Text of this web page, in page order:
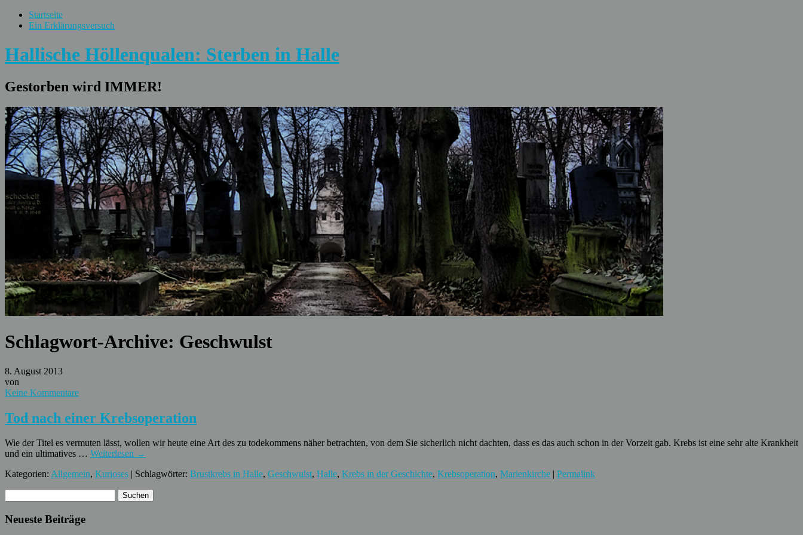
Startseite
Ein Erklärungsversuch
Hallische Höllenqualen: Sterben in Halle
Gestorben wird IMMER!
Schlagwort-Archive: Geschwulst
8. August 2013
von
Keine Kommentare
Tod nach einer Krebsoperation
Wie der Titel es vermuten lässt, wollen wir heute eine Art des zu todekommens näher betrachten, von dem Sie sicherlich nicht dachten, dass es das auch schon in der Vorzeit gab. Krebs ist eine sehr alte Krankheit
und ein ultimatives … Weiterlesen →
Kategorien: Allgemein, Kurioses | Schlagwörter: Brustkrebs in Halle, Geschwulst, Halle, Krebs in der Geschichte, Krebsoperation, Marienkirche Permalink
Neueste Beiträge